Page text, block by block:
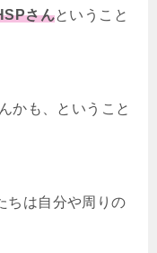
さんということ
かも、ということ
ちは自分や周りの